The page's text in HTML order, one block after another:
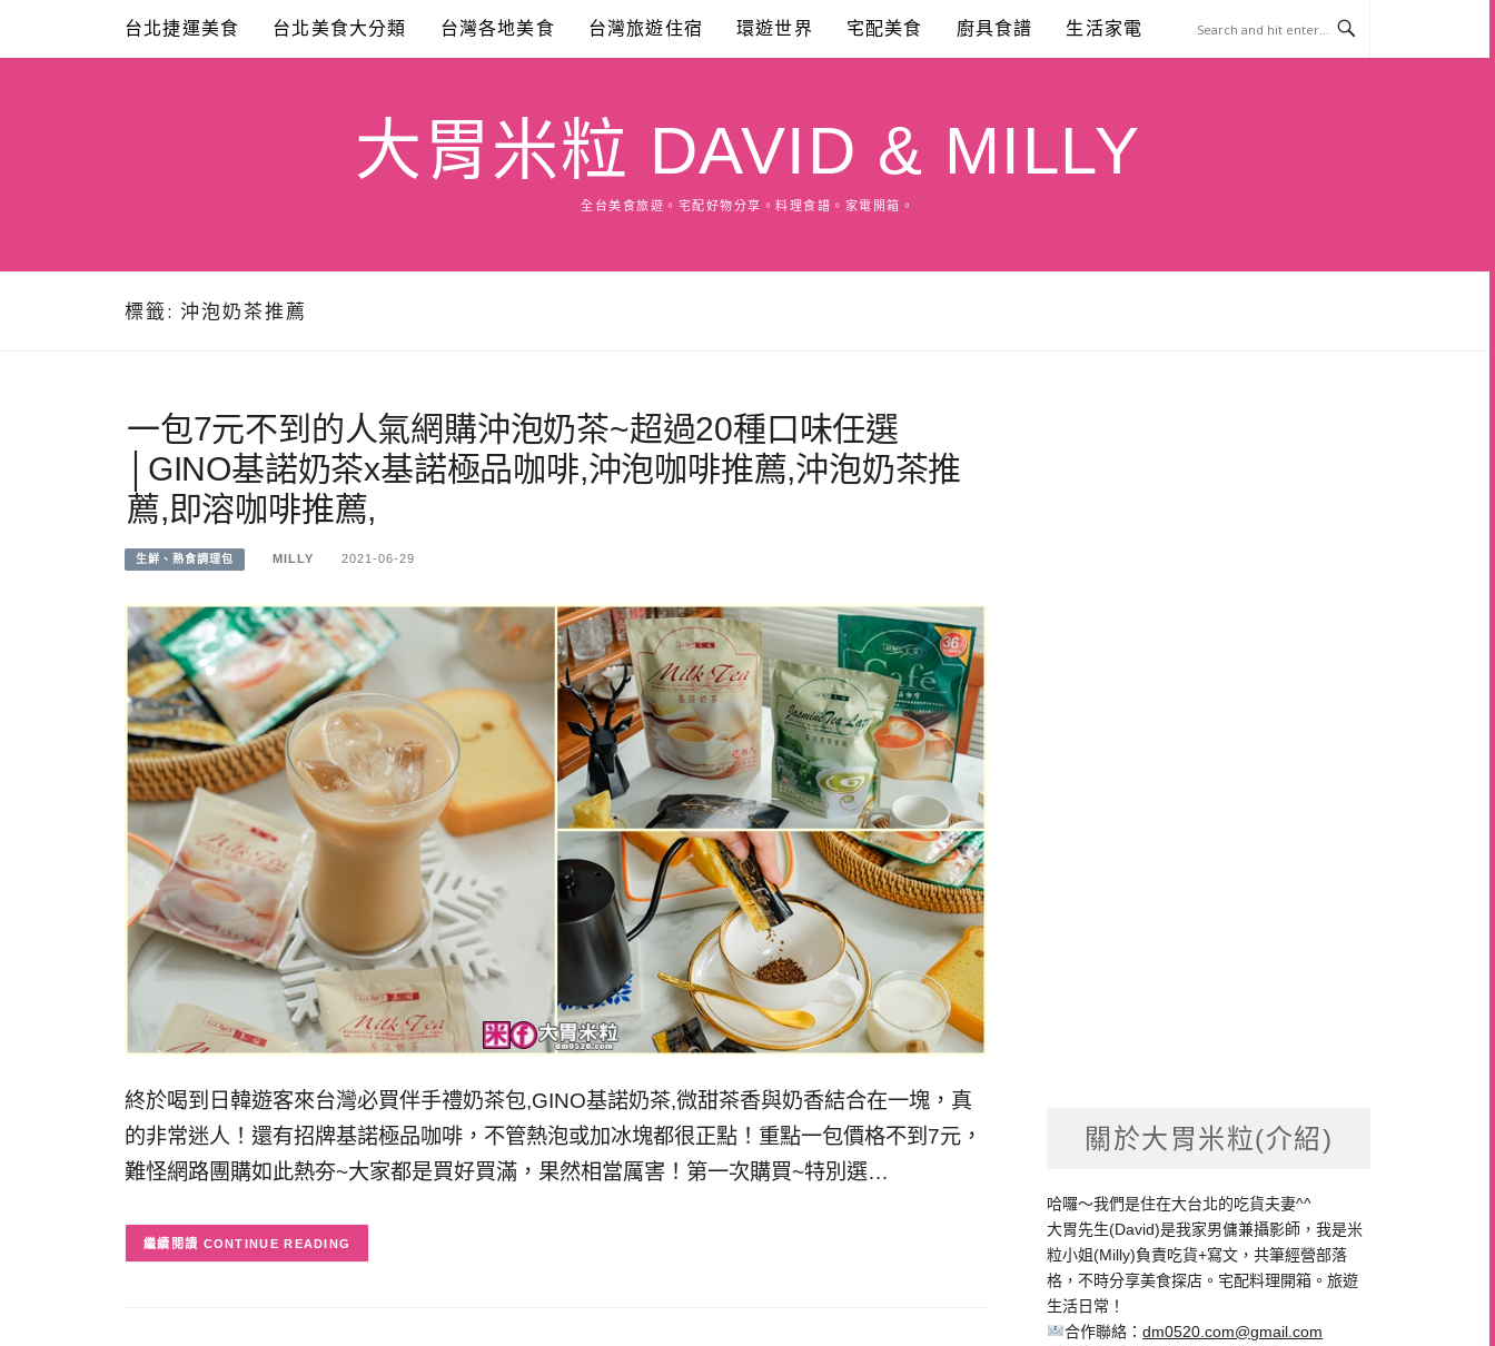
content
台北捷運美食 台北美食大分類 台灣各地美食 台灣旅遊住宿 環遊世界 宅配美食 廚具食譜 生活家電
大胃米粒 DAVID & MILLY
全台美食旅遊。宅配好物分享。料理食譜。家電開箱。
標籤: 沖泡奶茶推薦
一包7元不到的人氣網購沖泡奶茶~超過20種口味任選
│GINO基諾奶茶x基諾極品咖啡,沖泡咖啡推薦,沖泡奶茶推
薦,即溶咖啡推薦,
生鮮、熟食調理包 MILLY 2021-06-29
終於喝到日韓遊客來台灣必買伴手禮奶茶包,GINO基諾奶茶,微甜茶香與奶香結合在一塊，真
的非常迷人！還有招牌基諾極品咖啡，不管熱泡或加冰塊都很正點！重點一包價格不到7元，
難怪網路團購如此熱夯~大家都是買好買滿，果然相當厲害！第一次購買~特別選…
CONTINUE READING
關於大胃米粒(介紹)
哈囉～我們是住在大台北的吃貨夫妻^^
大胃先生(David)是我家男傭兼攝影師，我是米
粒小姐(Milly)負責吃貨+寫文，共筆經營部落
格，不時分享美食探店。宅配料理開箱。旅遊
生活日常！
合作聯絡：dm0520.com@gmail.com